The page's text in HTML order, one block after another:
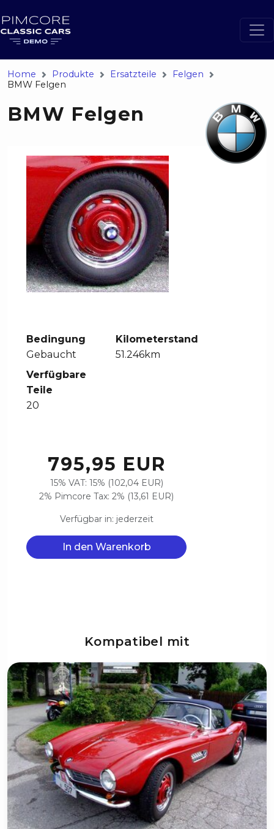
Home Produkte Ersatzteile
Felgen
BMW Felgen
BMW Felgen
Bedingung
Gebaucht
Kilometerstand
51.246km
Verfügbare
Teile
20
795,95 EUR
15% VAT: 15% (102,04 EUR)
2% Pimcore Tax: 2% (13,61 EUR)
Verfügbar in: jederzeit
In den Warenkorb
Kompatibel mit